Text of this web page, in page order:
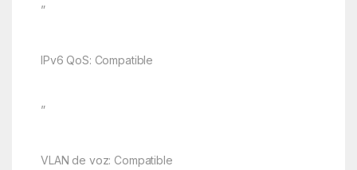
”
IPv6 QoS: Compatible
”
VLAN de voz: Compatible